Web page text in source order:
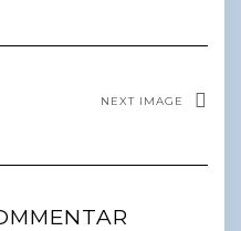
NEXT IMAGE